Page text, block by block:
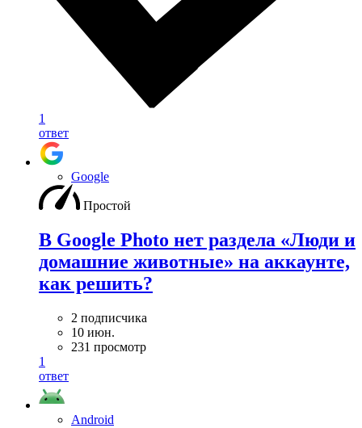
1
ответ
Google
Простой
В Google Photo нет раздела «Люди и
домашние животные» на аккаунте,
как решить?
2 подписчика
10 июн.
231 просмотр
1
ответ
Android